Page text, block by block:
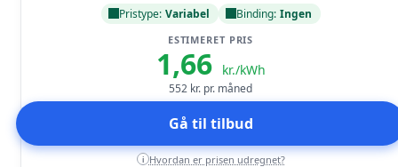
Pristype: Variabel Binding: Ingen
ESTIMERET PRIS
1,66 kr./kWh
552 kr. pr. måned
Gå til tilbud
i Hvordan er prisen udregnet?